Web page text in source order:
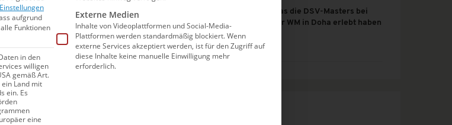
Was die DSV-Masters bei
der WM in Doha erlebt haben
Einstellungen
aufgrund
Funktionen
in den
willigen
gemäß Art.
ein Land mit
ein. Es
eine
Externe Medien
Inhalte von Videoplattformen und Social-Media-
Plattformen werden standardmäßig blockiert. Wenn
externe Services akzeptiert werden, ist für den Zugriff auf
diese Inhalte keine manuelle Einwilligung mehr
erforderlich.